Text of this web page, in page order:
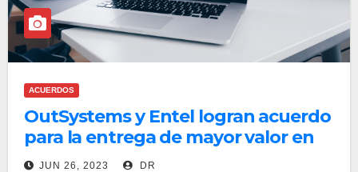
ACUERDOS
OutSystems y Entel logran acuerdo
para la entrega de mayor valor en
Tecnologías de Información
JUN 26, 2023 DR